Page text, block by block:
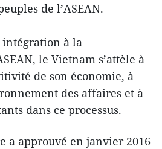
de l’ASEAN.
à la
le Vietnam s’attèle à
de son économie, à
des affaires et à
dans ce processus.
a approuvé en janvier 2016